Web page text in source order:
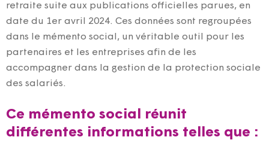
retraite suite aux publications officielles parues, en
date du 1er avril 2024. Ces données sont regroupées
dans le mémento social, un véritable outil pour les
partenaires et les entreprises afin de les
accompagner dans la gestion de la protection sociale
des salariés.
Ce mémento social réunit
différentes informations telles que :